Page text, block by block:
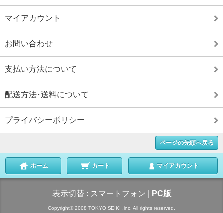
マイアカウント
お問い合わせ
支払い方法について
配送方法･送料について
プライバシーポリシー
ページの先頭へ戻る
ホーム カート マイアカウント
表示切替 : スマートフォン PC版
Copyright© 2008 TOKYO SEIKI .inc. All rights reserved.